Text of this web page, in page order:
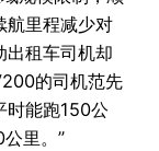
航里程减少对
出租车司机却
的司机范先
时能跑150公
里。”